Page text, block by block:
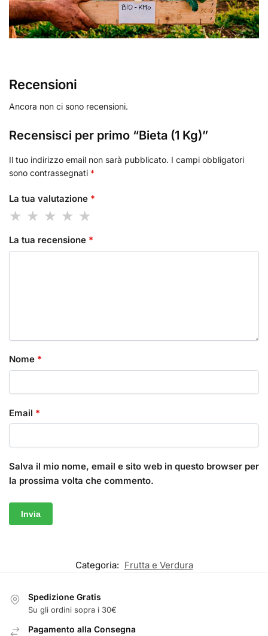
Recensioni
Ancora non ci sono recensioni.
Recensisci per primo “Bieta (1 Kg)”
Il tuo indirizzo email non sarà pubblicato. I campi obbligatori
sono contrassegnati *
La tua valutazione *
La tua recensione *
Nome *
Email *
Salva il mio nome, email e sito web in questo browser per
la prossima volta che commento.
Categoria: Frutta e Verdura
Spedizione Gratis
Su gli ordini sopra i 30€
Pagamento alla Consegna